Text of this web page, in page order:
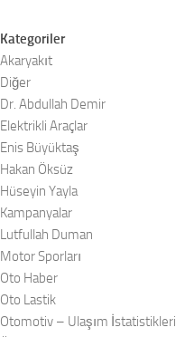
Kategoriler
Akaryakıt
Diğer
Dr. Abdullah Demir
Elektrikli Araçlar
Enis Büyüktaş
Hakan Öksüz
Hüseyin Yayla
Kampanyalar
Lutfullah Duman
Motor Sporları
Oto Haber
Oto Lastik
Otomotiv – Ulaşım İstatistikleri